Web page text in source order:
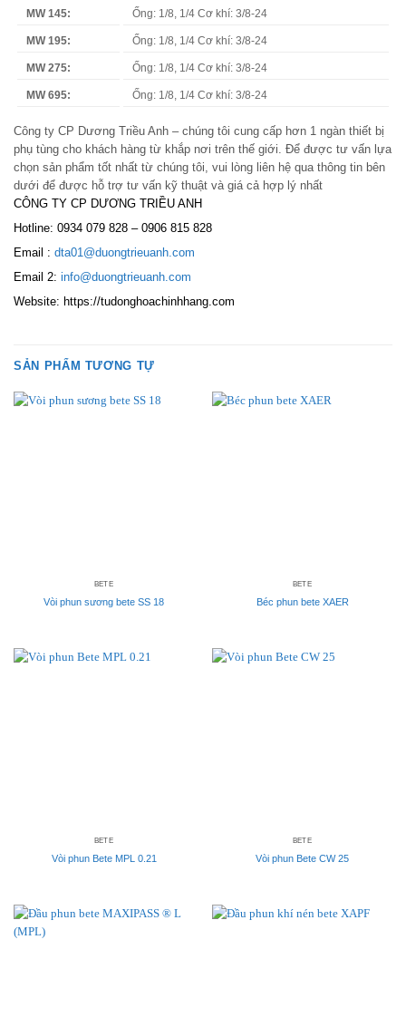
MW 145: Ống: 1/8, 1/4 Cơ khí: 3/8-24
MW 195: Ống: 1/8, 1/4 Cơ khí: 3/8-24
MW 275: Ống: 1/8, 1/4 Cơ khí: 3/8-24
MW 695: Ống: 1/8, 1/4 Cơ khí: 3/8-24
Công ty CP Dương Triều Anh – chúng tôi cung cấp hơn 1 ngàn thiết bị
phụ tùng cho khách hàng từ khắp nơi trên thế giới. Để được tư vấn lựa
chọn sản phẩm tốt nhất từ chúng tôi, vui lòng liên hệ qua thông tin bên
dưới để được hỗ trợ tư vấn kỹ thuật và giá cả hợp lý nhất
CÔNG TY CP DƯƠNG TRIỀU ANH
Hotline: 0934 079 828 – 0906 815 828
Email : dta01@duongtrieuanh.com
Email 2: info@duongtrieuanh.com
Website: https://tudonghoachinhhang.com
SẢN PHẨM TƯƠNG TỰ
BETE
Vòi phun sương bete SS 18
BETE
Béc phun bete XAER
BETE
Vòi phun Bete MPL 0.21
BETE
Vòi phun Bete CW 25